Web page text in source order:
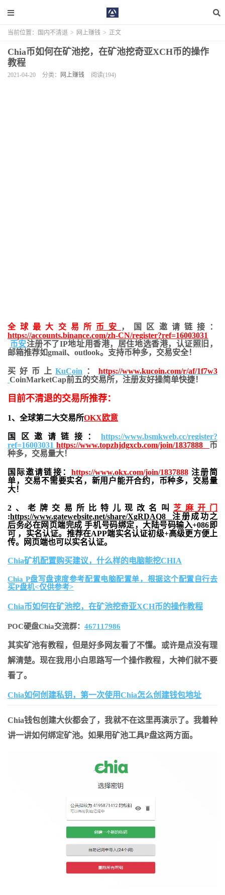
当前位置： 国内不清退 > 网上赚钱 > 正文
Chia币如何在矿池挖，在矿池挖奇亚XCH币的操作
教程
2021-04-20 分类： 网上赚钱 阅读(194)
全球最大交易所 币安
，国区邀请链接：
https://accounts.binance.com/zh-CN/register?ref=16003031
币安注册不了IP地址用香港，居住地选香港，认证照旧，
邮箱推荐如gmail、outlook。支持币种多，交易安全！
买好币上KuCoin ：https://www.kucoin.com/r/af/1f7w3
CoinMarketCap前五的交易所，注册友好操简单快捷！
目前不清退的交易所推荐：
1、全球第二大交易所OKX欧意
国区邀请链接： https://www.bsmkweb.cc/register?
ref=16003031 https://www.topzhjdgxcb.com/join/1837888 币
种多，交易量大！
国际邀请链接： https://www.okx.com/join/1837888注册简
单，交易不需要实名，新用户能开合约， 币种多，交易量
大！
2、老牌交易所比特儿现改名叫 芝麻开门
:https://www.gatewebsite.net/share/XgRDAQ8 注册成功之
后务必在网页端完成 手机号码绑定，大陆号码输入+086即
可 ，实名认证。推荐在APP端实名认证初级+高级更方便上
传。网页端也可以实名认证。
Chia矿机配置购买建议，什么样的电脑能挖CHIA
Chia P盘写盘速度参考配置电脑配置单，根据这个配置自行去
买P盘机<仅供参考>
Chia币如何在矿池挖，在矿池挖奇亚XCH币的操作教程
POC硬盘Chia交流群： 467117986
其实矿池有教程，但是好多网友看了不懂。或许是点没有理
解清楚。现在我用小白思路写一个操作教程，大神们就不要
看了。
Chia如何创建私钥，第一次使用Chia怎么创建钱包地址
Chia钱包创建大伙都会了，我就不在这里再演示了。我着种
讲一讲如何绑定矿池。如果用矿池工具P盘这两方面。